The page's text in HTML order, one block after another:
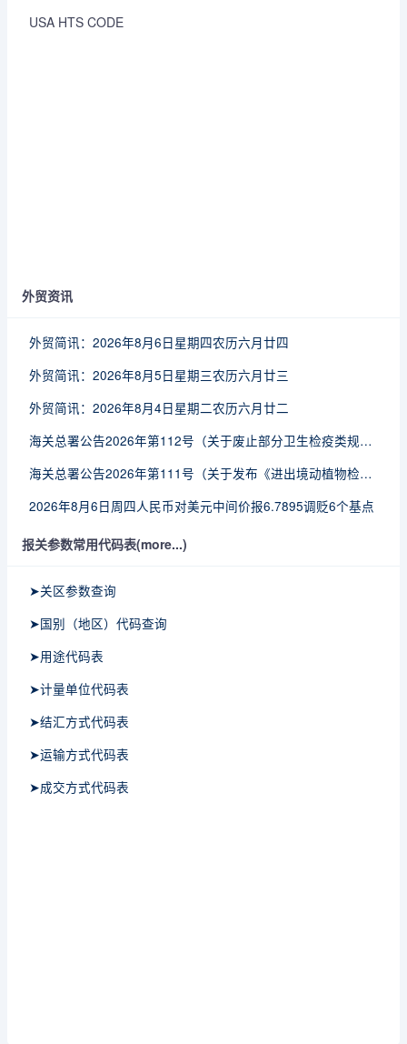
USA HTS CODE
外贸资讯
外贸简讯：2026年8月6日星期四农历六月廿四
外贸简讯：2026年8月5日星期三农历六月廿三
外贸简讯：2026年8月4日星期二农历六月廿二
海关总署公告2026年第112号（关于废止部分卫生检疫类规范性文件的公告）
海关总署公告2026年第111号（关于发布《进出境动植物检疫处理监督管理工作规定》《进出境卫生处理监督管理工作规定》的公告）
2026年8月6日周四人民币对美元中间价报6.7895调贬6个基点
报关参数常用代码表(more...)
➤关区参数查询
➤国别（地区）代码查询
➤用途代码表
➤计量单位代码表
➤结汇方式代码表
➤运输方式代码表
➤成交方式代码表